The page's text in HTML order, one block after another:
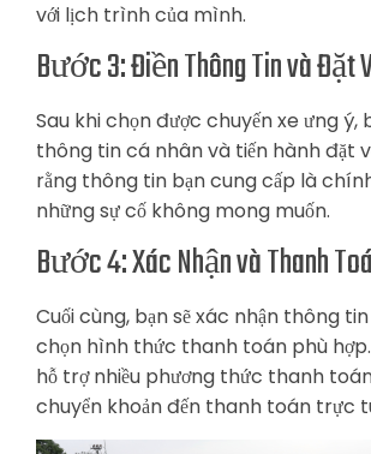
với lịch trình của mình.
Bước 3: Điền Thông Tin và Đặt
Sau khi chọn được chuyến xe ưng ý,
thông tin cá nhân và tiến hành đặt
rằng thông tin bạn cung cấp là
những sự cố không mong muốn.
Bước 4: Xác Nhận và Thanh
Cuối cùng, bạn sẽ xác nhận thông
chọn hình thức thanh toán phù
hỗ trợ nhiều phương thức thanh
chuyển khoản đến thanh toán trực